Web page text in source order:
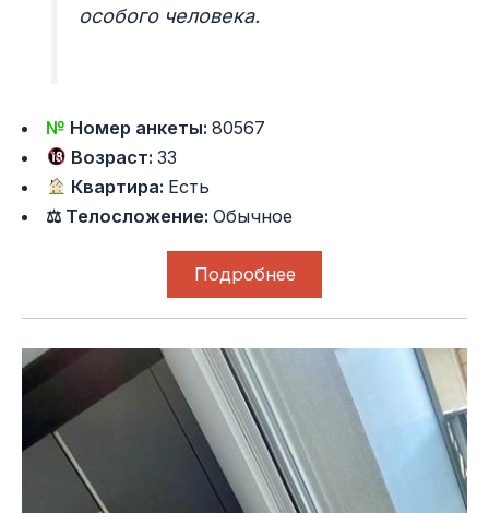
особого человека.
№ Номер анкеты:80567
Возраст:33
Квартира: Есть
⚖ Телосложение:Обычное
Подробнее